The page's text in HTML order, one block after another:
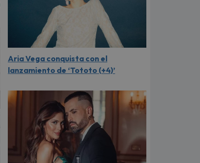
Aria Vega conquista con el
lanzamiento de ‘Tototo (+4)’